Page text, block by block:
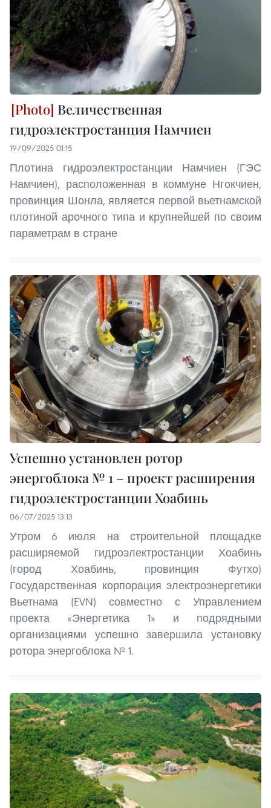
Величественная
гидроэлектростанция Намчиен
19/09/2025 01:15
Плотина гидроэлектростанции Намчиен (ГЭС
Намчиен), расположенная в коммуне Нгокчиен,
провинция Шонла, является первой вьетнамской
плотиной арочного типа и крупнейшей по своим
параметрам в стране
Успешно установлен ротор
энергоблока № 1 – проект расширения
гидроэлектростанции Хоабинь
06/07/2025 13:13
Утром 6 июля на строительной площадке
расширяемой гидроэлектростанции Хоабинь
(город Хоабинь, провинция Футхо)
Государственная корпорация электроэнергетики
Вьетнама (EVN) совместно с Управлением
проекта «Энергетика 1» и подрядными
организациями успешно завершила установку
ротора энергоблока № 1.